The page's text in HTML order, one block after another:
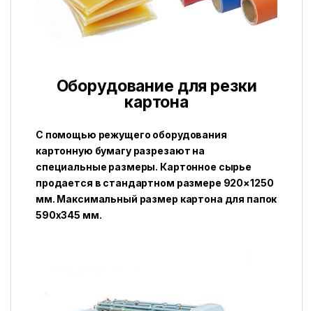
Оборудование для резки
картона
С помощью режущего оборудования
картонную бумагу разрезают на
специальные размеры. Картонное сырье
продается в стандартном размере 920×1250
мм. Максимальный размер картона для папок
590х345 мм.